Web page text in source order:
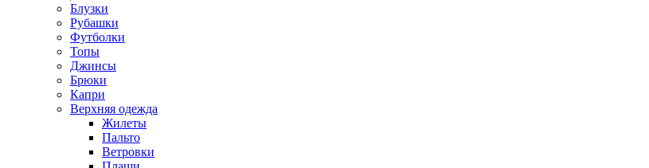
Блузки
Рубашки
Футболки
Топы
Джинсы
Брюки
Капри
Верхняя одежда
Жилеты
Пальто
Ветровки